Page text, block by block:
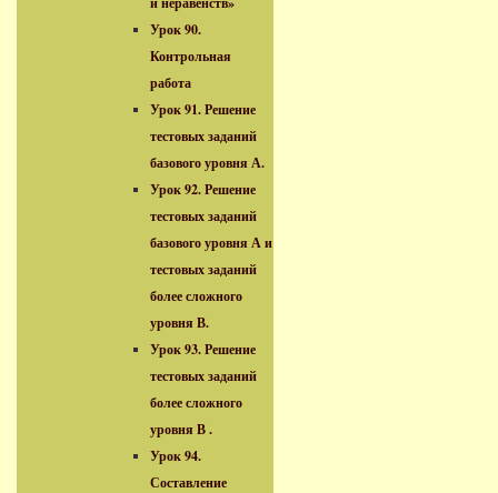
Урок 90.
Контрольная
работа
Урок 91. Решение
тестовых заданий
базового уровня А.
Урок 92. Решение
тестовых заданий
базового уровня А и
тестовых заданий
более сложного
уровня В.
Урок 93. Решение
тестовых заданий
более сложного
уровня В .
Урок 94.
Составление